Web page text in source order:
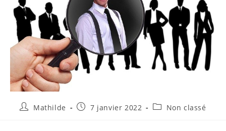
Mathilde 7 janvier 2022 Non classé